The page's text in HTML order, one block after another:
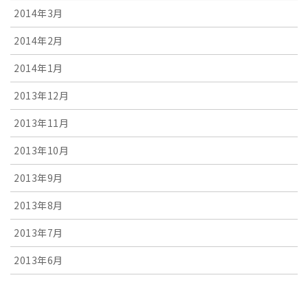
2014年3月
2014年2月
2014年1月
2013年12月
2013年11月
2013年10月
2013年9月
2013年8月
2013年7月
2013年6月